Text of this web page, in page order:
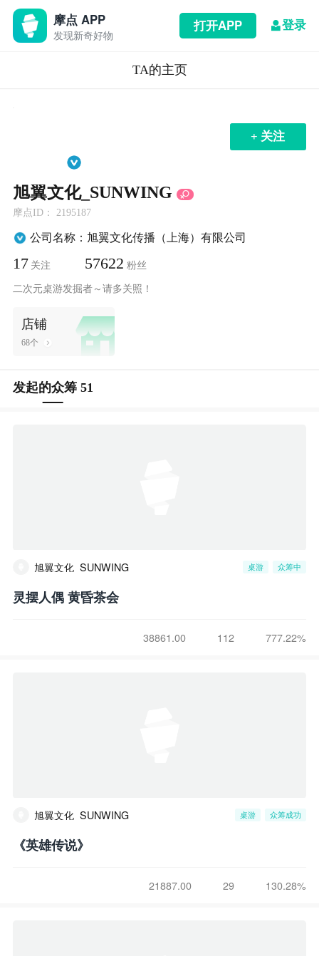
摩点 APP
发现新奇好物
打开APP 登录
TA的主页
+ 关注
旭翼文化_SUNWING
摩点ID： 2195187
公司名称：旭翼文化传播（上海）有限公司
17 关注 57622 粉丝
二次元桌游发掘者～请多关照！
店铺
68个
发起的众筹 51
旭翼文化_SUNWING 桌游 众筹中
灵摆人偶 黄昏茶会
38861.00 112 777.22%
旭翼文化_SUNWING 桌游 众筹成功
《英雄传说》
21887.00 29 130.28%